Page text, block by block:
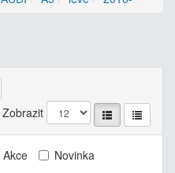
Zobrazit
Akce
Novinka